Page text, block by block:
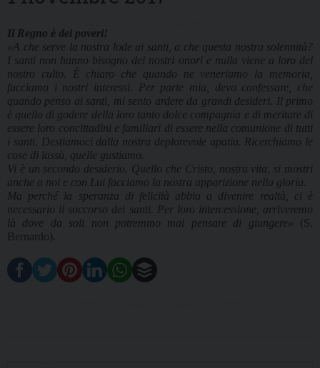
Il Regno è dei poveri!
«A che serve la nostra lode ai santi, a che questa nostra solennità?
I santi non hanno bisogno dei nostri onori e nulla viene a loro del
nostro culto. È chiaro che quando ne veneriamo la memoria,
facciamo i nostri interessi. Per parte mia, devo confessare, che
quando penso ai santi, mi sento ardere da grandi desideri. Il primo
è quello di godere della loro tanto dolce compagnia e di meritare di
essere loro concittadini e familiari di essere nella comunione di tutti
i santi. Destiamoci dalla nostra deplorevole apatia. Ricerchiamo le
cose di lassù, quelle gustiamo.
Vi è un secondo desiderio. Quello che Cristo, nostra vita, si mostri
anche a noi e con Lui facciamo la nostra apparizione nella gloria.
Ma perché la speranza di felicità abbia a divenire realtà, ci è
necessario il soccorso dei santi. Per loro intercessione, arriveremo
là dove da soli non potremmo mai pensare di giungere» (S.
Bernardo).